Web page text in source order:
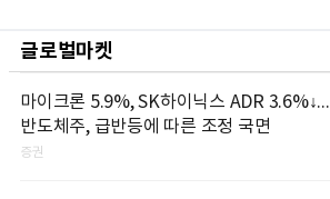
글로벌마켓
마이크론 5.9%, SK하이닉스 ADR 3.6%↓...
반도체주, 급반등에 따른 조정 국면
증권